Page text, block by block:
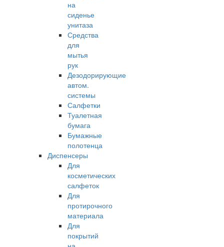
на
сиденье
унитаза
Средства
для
мытья
рук
Дезодорирующие
автом.
системы
Салфетки
Туалетная
бумага
Бумажные
полотенца
Диспенсеры
Для
косметических
салфеток
Для
протирочного
материала
Для
покрытий